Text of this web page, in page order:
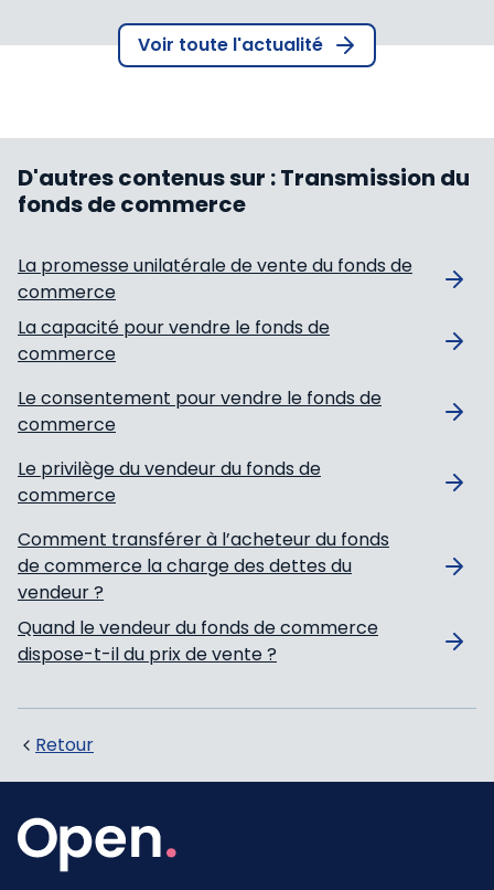
Voir toute l'actualité
D'autres contenus sur :Transmission du
fonds de commerce
La promesse unilatérale de vente du fonds de
commerce
La capacité pour vendre le fonds de
commerce
Le consentement pour vendre le fonds de
commerce
Le privilège du vendeur du fonds de
commerce
Comment transférer à l’acheteur du fonds
de commerce la charge des dettes du
vendeur ?
Quand le vendeur du fonds de commerce
dispose-t-il du prix de vente ?
Retour